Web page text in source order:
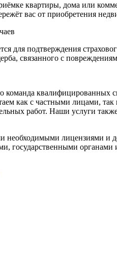
квартиры, дома или
вас от приобретения
для подтверждения
связанного с
квалифицированных
как с частными лицами,
работ. Наши услуги
необходимыми лицензиями и
государственными